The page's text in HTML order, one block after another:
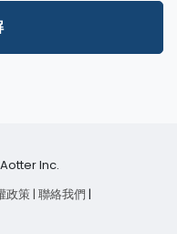
Inc.
政策 | 聯絡我們 |